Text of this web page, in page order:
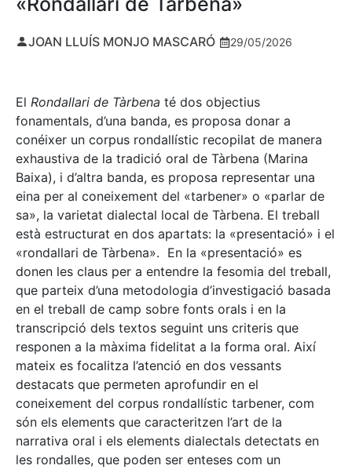
JOAN LLUÍS MONJO MASCARÓ 29/05/2026
El Rondallari de Tàrbena té dos objectius
fonamentals, d’una banda, es proposa donar a
conéixer un corpus rondallístic recopilat de manera
exhaustiva de la tradició oral de Tàrbena (Marina
Baixa), i d’altra banda, es proposa representar una
eina per al coneixement del «tarbener» o «parlar de
sa», la varietat dialectal local de Tàrbena. El treball
està estructurat en dos apartats: la «presentació» i el
«rondallari de Tàrbena». En la «presentació» es
donen les claus per a entendre la fesomia del treball,
que parteix d’una metodologia d’investigació basada
en el treball de camp sobre fonts orals i en la
transcripció dels textos seguint uns criteris que
responen a la màxima fidelitat a la forma oral. Així
mateix es focalitza l’atenció en dos vessants
destacats que permeten aprofundir en el
coneixement del corpus rondallístic tarbener, com
són els elements que caracteritzen l’art de la
narrativa oral i els elements dialectals detectats en
les rondalles, que poden ser enteses com un